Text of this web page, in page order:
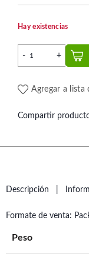
Hay existencias
Repuesto
Agregar a lista
Compartir
Descripción
Formate de venta:
Peso